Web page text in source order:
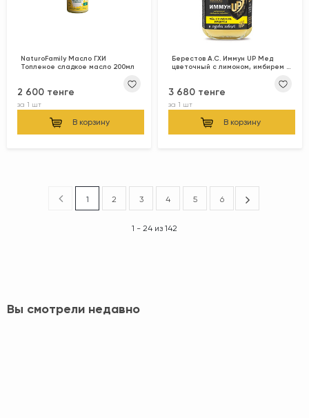
NaturoFamily Масло ГХИ
Топленое сладкое масло 200мл
2 600 тенге
за 1 шт
В корзину
Берестов А.С. Иммун UP Мед
цветочный с лимоном, имбирем и
3 680 тенге
за 1 шт
В корзину
1 2 3 4 5 6
1 - 24 из 142
Вы смотрели недавно